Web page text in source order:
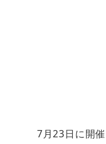
7月23日に開